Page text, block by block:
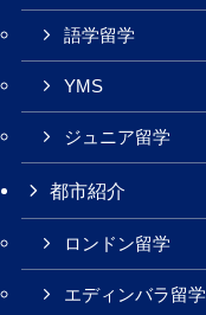
語学留学
YMS
ジュニア留学
都市紹介
ロンドン留学
エディンバラ留学